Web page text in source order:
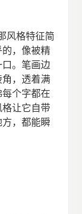
风格特征简
，像被精
。笔画边
，透着满
个字都在
让它自带
，都能瞬